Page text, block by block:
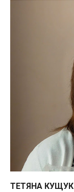
ТЕТЯНА КУЩУК